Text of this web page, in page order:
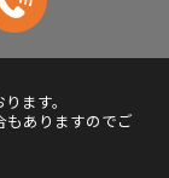
ます。
もありますのでご